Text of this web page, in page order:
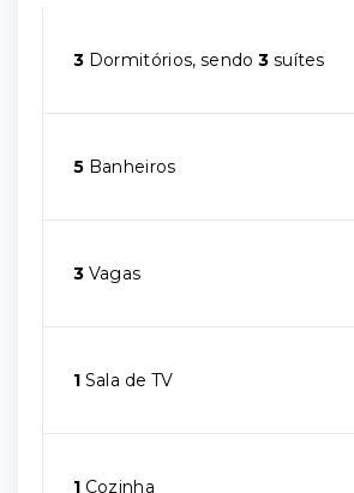
3 Dormitórios, sendo3 suítes
5 Banheiros
3 Vagas
1 Sala de TV
1 Cozinha